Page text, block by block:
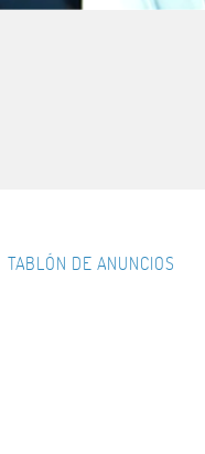
TABLÓN DE ANUNCIOS